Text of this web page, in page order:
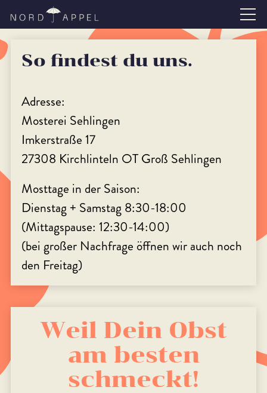
So findest du uns.
Adresse:
Mosterei Sehlingen
Imkerstraße 17
27308 Kirchlinteln OT Groß Sehlingen
Mosttage in der Saison:
Dienstag + Samstag 8:30-18:00
(Mittagspause: 12:30-14:00)
(bei großer Nachfrage öffnen wir auch noch
den Freitag)
Weil Dein Obst
am besten
schmeckt!